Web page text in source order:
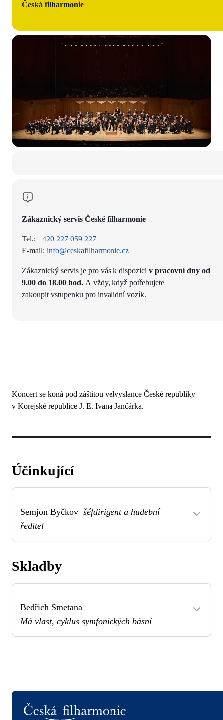
Česká filharmonie
Zákaznický servis České filharmonie
Tel.: +420 227 059 227
E-mail: info@ceskafilharmonie.cz
Zákaznický servis je pro vás k dispozici v pracovní dny od
9.00 do 18.00 hod. A vždy, když potřebujete
zakoupit vstupenku pro invalidní vozík.
Koncert se koná pod záštitou velvyslance České republiky
v Korejské republice J. E. Ivana Jančárka.
Účinkující
Semjon Byčkov šéfdirigent a hudební
ředitel
Skladby
Bedřich Smetana
Má vlast, cyklus symfonických básní